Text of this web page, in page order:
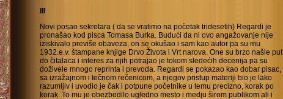
Novi posao sekretara ( da se vratimo na početak tridesetih) Regardi je
pronašao kod pisca Tomasa Burka. Budući da ni ovo angažovanje nije
iziskivalo previše obaveza, on se okušao i sam kao autor pa su mu
1932.e.v. štampane knjige Drvo Života i Vrt narova. One su brzo našle put
do čitalaca i interes za njih potrajao je tokom sledećih decenija pa su
doživele mnogo reprinta i prevoda. Regardi se pokazao kao dobar pisac,
sa izražajnom i tečnom rečenicom, a njegov pristup materiji bio je lako
razumljiv i uvodio je čak i potpune početnike u temu precizno, korak po
korak. To mu je obezbedilo ugledno mesto i medju širom publikom ali i